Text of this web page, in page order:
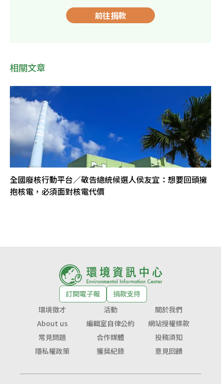
前往捐款
相關文章
全國廢核行動平台／敬告總統候選人侯友宜：想要回頭擁
抱核電，必須面對核電代價
訂閱電子報
捐款支持
環境徵才
活動
關於我們
About us
編輯室自律公約
網站授權條款
常見問題
合作媒體
投稿須知
隱私權政策
獲獎紀錄 意見回饋